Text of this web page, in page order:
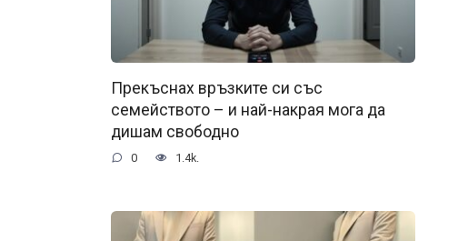
Прекъснах връзките си със
семейството – и най-накрая мога да
дишам свободно
0 1.4k.